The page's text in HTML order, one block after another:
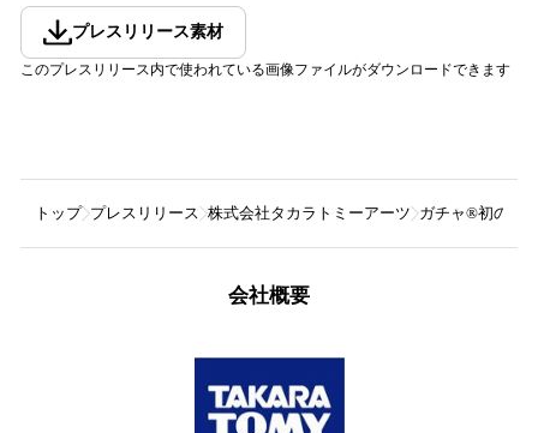
プレスリリース素材
このプレスリリース内で使われている画像ファイルがダウンロードできます
トップ プレスリリース 株式会社タカラトミーアーツ ガチャ®初の商
会社概要